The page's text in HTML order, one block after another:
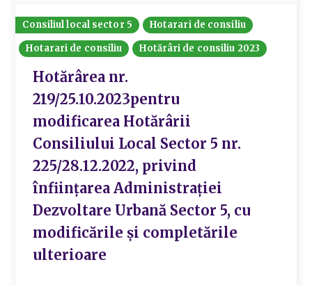
Consiliul local sector 5
Hotarari de consiliu
Hotarari de consiliu
Hotărâri de consiliu 2023
Hotărârea nr.
219/25.10.2023pentru
modificarea Hotărârii
Consiliului Local Sector 5 nr.
225/28.12.2022, privind
înființarea Administrației
Dezvoltare Urbană Sector 5, cu
modificările și completările
ulterioare